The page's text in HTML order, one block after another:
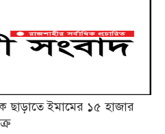
ছাড়াতে ইমামের ১৫ হাজার